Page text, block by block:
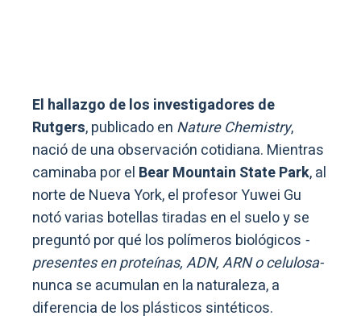
El hallazgo de los investigadores de
Rutgers, publicado en Nature Chemistry,
nació de una observación cotidiana. Mientras
caminaba por el Bear Mountain State Park, al
norte de Nueva York, el profesor Yuwei Gu
notó varias botellas tiradas en el suelo y se
preguntó por qué los polímeros biológicos -
presentes en proteínas, ADN, ARN o celulosa-
nunca se acumulan en la naturaleza, a
diferencia de los plásticos sintéticos.